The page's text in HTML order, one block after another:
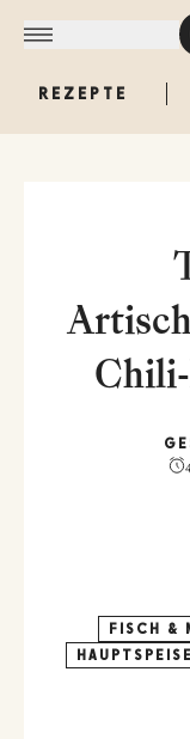
REZEPTE
FISCH &
HAUPTSPEISE